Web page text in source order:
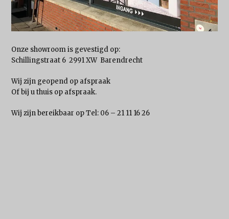
Onze showroom is gevestigd op:
Schillingstraat 6 2991 XW Barendrecht
Wij zijn geopend op afspraak
Of bij u thuis op afspraak.
Wij zijn bereikbaar op Tel: 06 – 21 11 16 26